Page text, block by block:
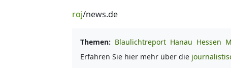
roj/news.de
Themen: Blaulichtreport Hanau Hessen
Erfahren Sie hier mehr über die